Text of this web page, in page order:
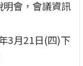
明會，會議資訊
3月21日(四)下